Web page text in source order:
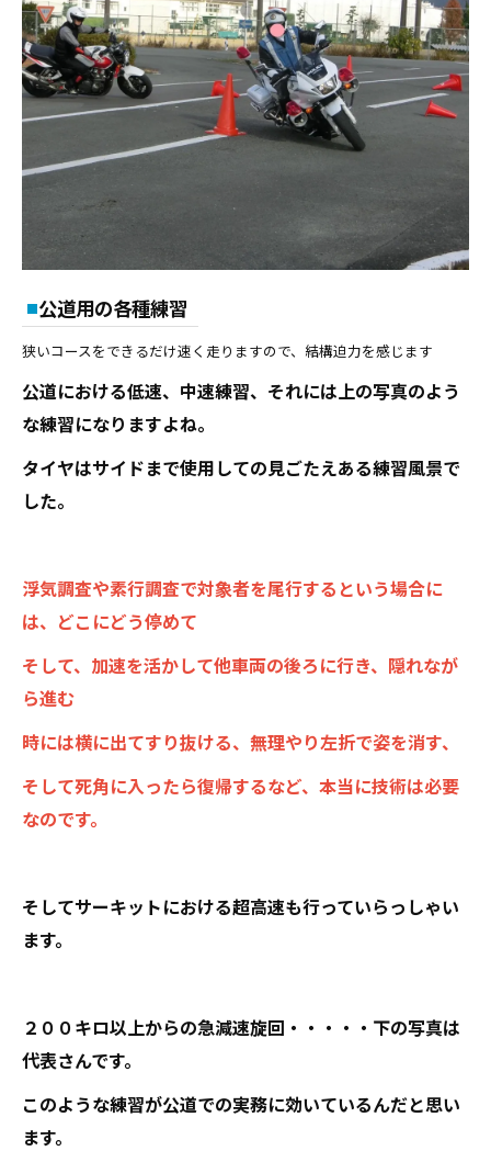
公道用の各種練習
狭いコースをできるだけ速く走りますので、結構迫力を感じます
公道における低速、中速練習、それには上の写真のよう
な練習になりますよね。
タイヤはサイドまで使用しての見ごたえある練習風景で
した。
浮気調査や素行調査で対象者を尾行するという場合に
は、どこにどう停めて
そして、加速を活かして他車両の後ろに行き、隠れなが
ら進む
時には横に出てすり抜ける、無理やり左折で姿を消す、
そして死角に入ったら復帰するなど、本当に技術は必要
なのです。
そしてサーキットにおける超高速も行っていらっしゃい
ます。
２００キロ以上からの急減速旋回・・・・・下の写真は
代表さんです。
このような練習が公道での実務に効いているんだと思い
ます。